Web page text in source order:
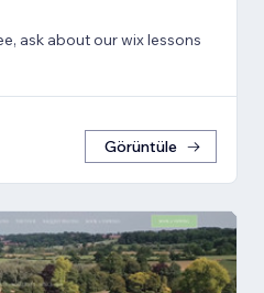
ask about our wix lessons
Görüntüle